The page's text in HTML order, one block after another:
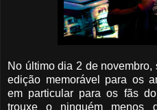
No último dia 2 de
edição memorável para os
em particular para os fãs
trouxe o ninguém menos